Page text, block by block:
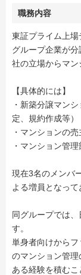
職務内容
東証プライム上場
グループ企業が
社の立場からマン
【具体的には】
・新築分譲マン
定、規約作成等）
・マンションの
・マンション管
現在3名のメンバ
よる増員となって
同グループでは
す。
単身者向けから
のマンション管
ある経験を積むこ